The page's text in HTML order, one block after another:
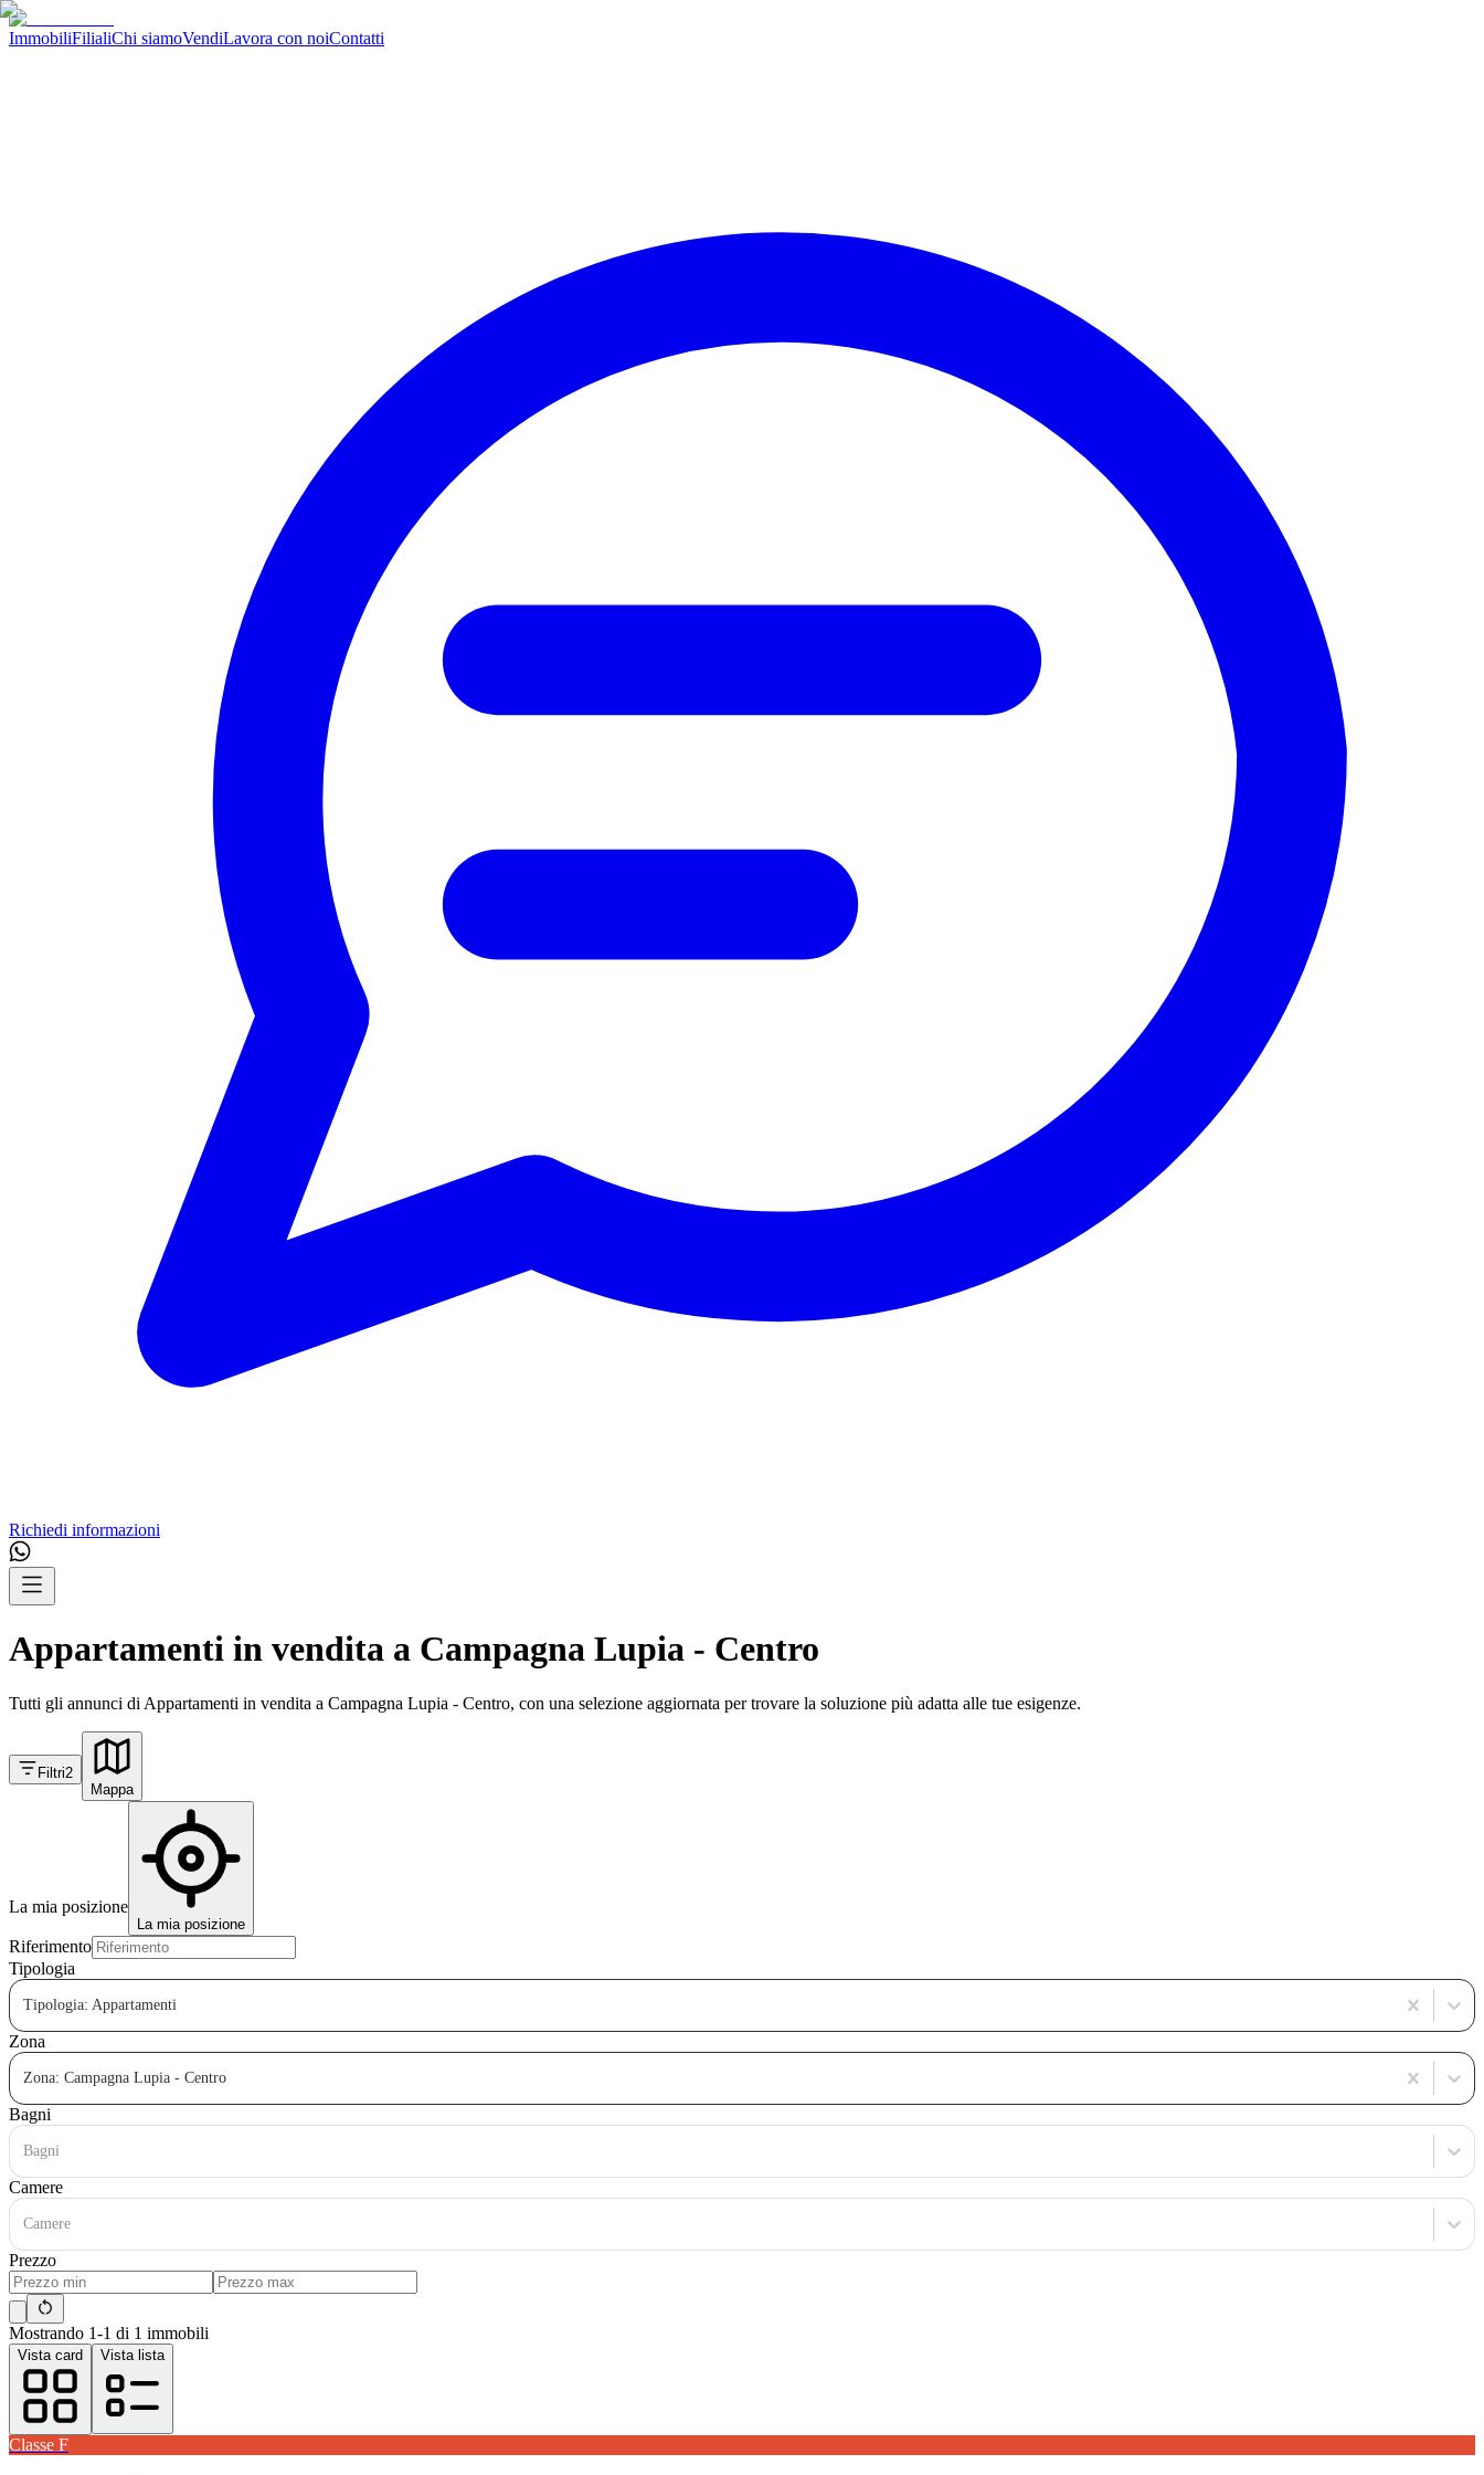
ImmobiliFilialiChi siamoVendiLavora con noiContatti
Richiedi informazioni
Appartamenti in vendita a Campagna Lupia - Centro
Tutti gli annunci di Appartamenti in vendita a Campagna Lupia - Centro, con una selezione aggiornata per trovare la soluzione più adatta alle tue esigenze.
Filtri2
Mappa
La mia posizione
La mia posizione
Riferimento
Tipologia
Tipologia: Appartamenti
Zona
Zona: Campagna Lupia - Centro
Bagni
Bagni
Camere
Camere
Prezzo
Mostrando 1-1 di 1 immobili
Vista card Vista lista
Classe F